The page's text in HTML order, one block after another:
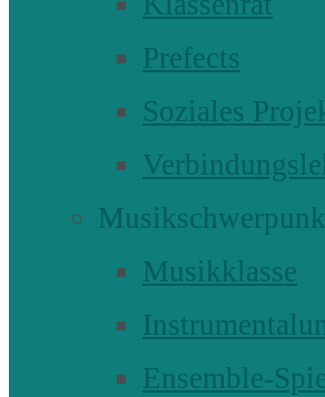
Prefects
Soziales
Musikklasse
Ensemble-